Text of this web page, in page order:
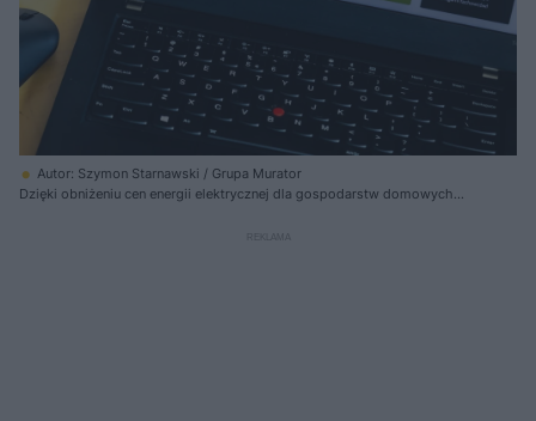
Autor: Szymon Starnawski / Grupa Murator
Dzięki obniżeniu cen energii elektrycznej dla gospodarstw domowych